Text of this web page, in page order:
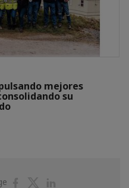
mejores
su
PartagerPartager